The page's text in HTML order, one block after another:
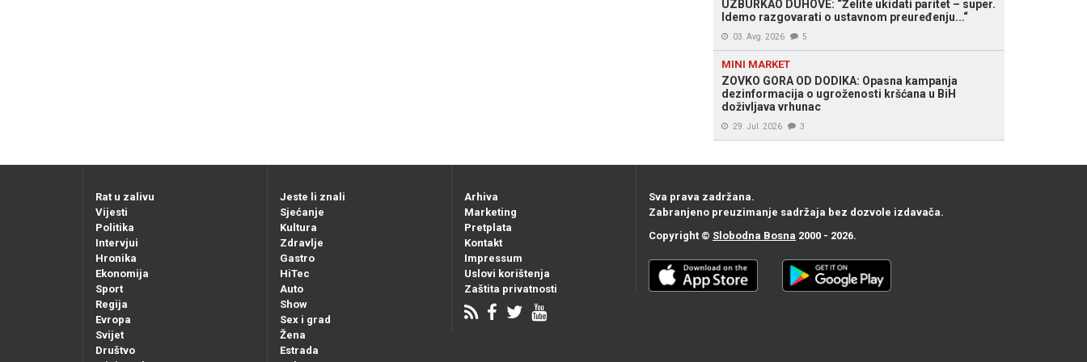
UZBURKAO DUHOVE: “Želite ukidati paritet – super.
Idemo razgovarati o ustavnom preuređenju...“
03. Avg. 2026 5
MINI MARKET
ZOVKO GORA OD DODIKA: Opasna kampanja
dezinformacija o ugroženosti kršćana u BiH
doživljava vrhunac
29. Jul. 2026 3
Rat u zalivu
Vijesti
Politika
Intervjui
Hronika
Ekonomija
Sport
Regija
Evropa
Svijet
Društvo
Jeste li znali
Sjećanje
Kultura
Zdravlje
Gastro
HiTec
Auto
Show
Sex i grad
Žena
Estrada
Arhiva
Marketing
Pretplata
Kontakt
Impressum
Uslovi korištenja
Zaštita privatnosti
Sva prava zadržana.
Zabranjeno preuzimanje sadržaja bez dozvole izdavača.
Copyright © Slobodna Bosna 2000 - 2026.